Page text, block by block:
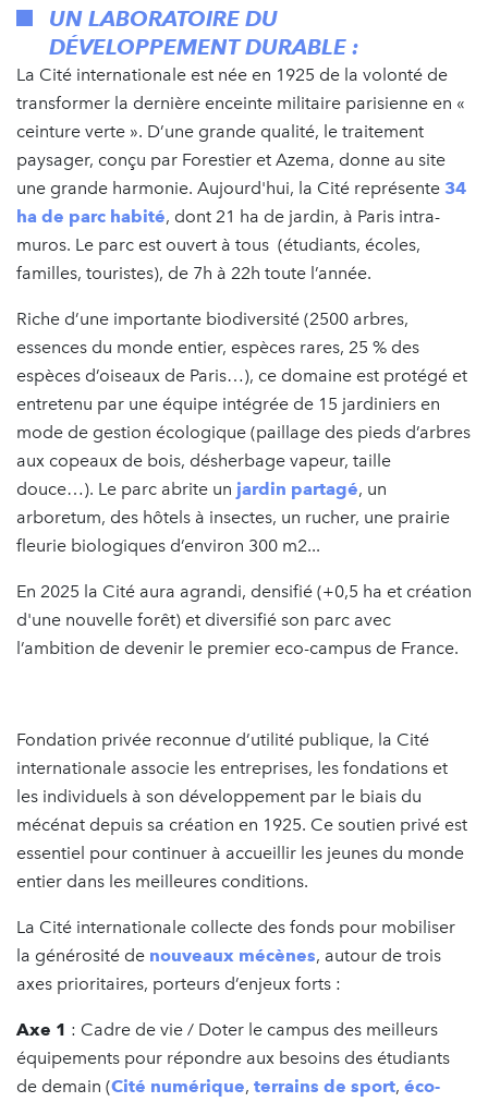
UN LABORATOIRE DU
DÉVELOPPEMENT DURABLE :
La Cité internationale est née en 1925 de la volonté de
transformer la dernière enceinte militaire parisienne en «
ceinture verte ». D’une grande qualité, le traitement
paysager, conçu par Forestier et Azema, donne au site
une grande harmonie. Aujourd'hui, la Cité représente 34
ha de parc habité, dont 21 ha de jardin, à Paris intra-
muros. Le parc est ouvert à tous (étudiants, écoles,
familles, touristes), de 7h à 22h toute l’année.
Riche d’une importante biodiversité (2500 arbres,
essences du monde entier, espèces rares, 25 % des
espèces d’oiseaux de Paris…), ce domaine est protégé et
entretenu par une équipe intégrée de 15 jardiniers en
mode de gestion écologique (paillage des pieds d’arbres
aux copeaux de bois, désherbage vapeur, taille
douce…). Le parc abrite un jardin partagé, un
arboretum, des hôtels à insectes, un rucher, une prairie
fleurie biologiques d’environ 300 m2...
En 2025 la Cité aura agrandi, densifié (+0,5 ha et création
d'une nouvelle forêt) et diversifié son parc avec
l’ambition de devenir le premier eco-campus de France.
Fondation privée reconnue d’utilité publique, la Cité
internationale associe les entreprises, les fondations et
les individuels à son développement par le biais du
mécénat depuis sa création en 1925. Ce soutien privé est
essentiel pour continuer à accueillir les jeunes du monde
entier dans les meilleures conditions.
La Cité internationale collecte des fonds pour mobiliser
la générosité de nouveaux mécènes, autour de trois
axes prioritaires, porteurs d’enjeux forts :
Axe 1 : Cadre de vie / Doter le campus des meilleurs
équipements pour répondre aux besoins des étudiants
de demain (Cité numérique, terrains de sport, éco-